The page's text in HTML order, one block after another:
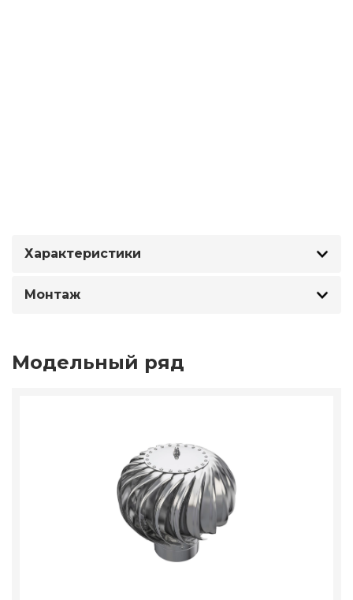
Характеристики
Монтаж
Модельный ряд